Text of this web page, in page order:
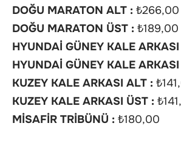
DOĞU MARATON ALT : ₺266,00
DOĞU MARATON ÜST : ₺189,00
HYUNDAİ GÜNEY KALE
HYUNDAİ GÜNEY KALE
KUZEY KALE ARKASI ALT :
KUZEY KALE ARKASI ÜST :
MİSAFİR TRİBÜNÜ : ₺180,00